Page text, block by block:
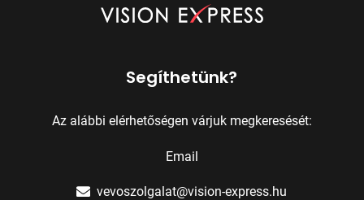
Segíthetünk?
Az alábbi elérhetőségen várjuk megkeresését:
Email
vevoszolgalat@vision-express.hu